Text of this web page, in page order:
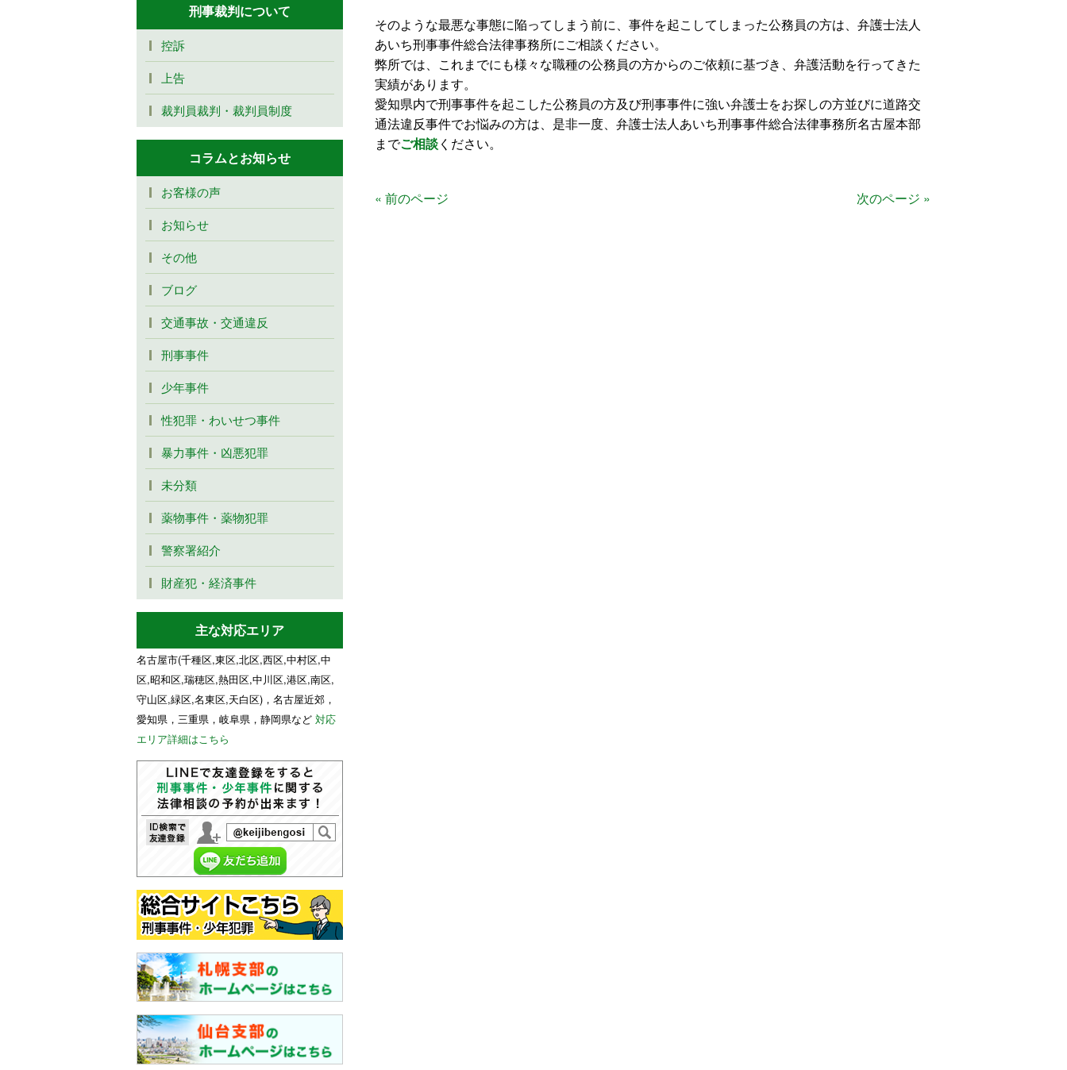
そのような最悪な事態に陥ってしまう前に、事件を起こしてしまった公務員の方は、弁護士法人
あいち刑事事件総合法律事務所にご相談ください。
弊所では、これまでにも様々な職種の公務員の方からのご依頼に基づき、弁護活動を行ってきた
実績があります。
愛知県内で刑事事件を起こした公務員の方及び刑事事件に強い弁護士をお探しの方並びに道路交
通法違反事件でお悩みの方は、是非一度、弁護士法人あいち刑事事件総合法律事務所名古屋本部
までご相談ください。
« 前のページ 次のページ »
刑事裁判について
控訴
上告
裁判員裁判・裁判員制度
コラムとお知らせ
お客様の声
お知らせ
その他
ブログ
交通事故・交通違反
刑事事件
少年事件
性犯罪・わいせつ事件
暴力事件・凶悪犯罪
未分類
薬物事件・薬物犯罪
警察署紹介
財産犯・経済事件
主な対応エリア
名古屋市(千種区,東区,北区,西区,中村区,中
区,昭和区,瑞穂区,熱田区,中川区,港区,南区,
守山区,緑区,名東区,天白区)，名古屋近郊，
愛知県，三重県，岐阜県，静岡県など 対応
エリア詳細はこちら